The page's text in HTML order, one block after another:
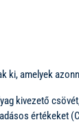
ki, amelyek
kivezető
értékeket